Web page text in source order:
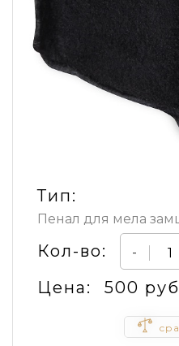
Тип:
Пенал для мела
Кол-во: -
Цена: 500